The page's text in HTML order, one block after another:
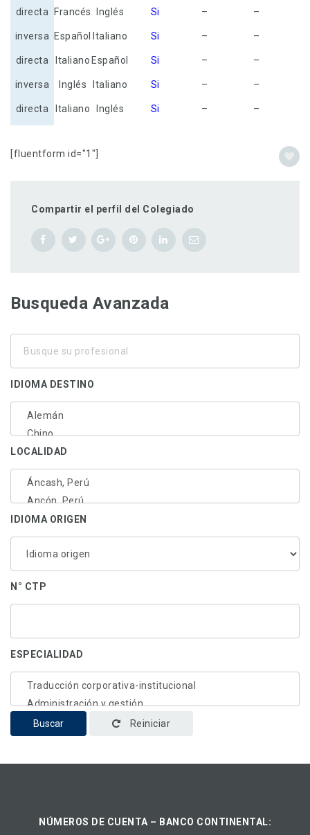
directa Francés Inglés Si – –
inversa Español Italiano Si – –
directa Italiano Español Si – –
inversa Inglés Italiano Si – –
directa Italiano Inglés Si – –
[fluentform id="1"]
Compartir el perfil del Colegiado
Busqueda Avanzada
IDIOMA DESTINO
LOCALIDAD
IDIOMA ORIGEN
N° CTP
ESPECIALIDAD
Buscar Reiniciar
NÚMEROS DE CUENTA – BANCO CONTINENTAL: